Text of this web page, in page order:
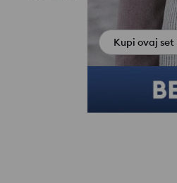
Kupi ovaj set